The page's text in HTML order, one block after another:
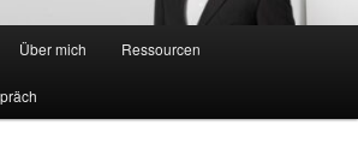
Über mich Ressourcen